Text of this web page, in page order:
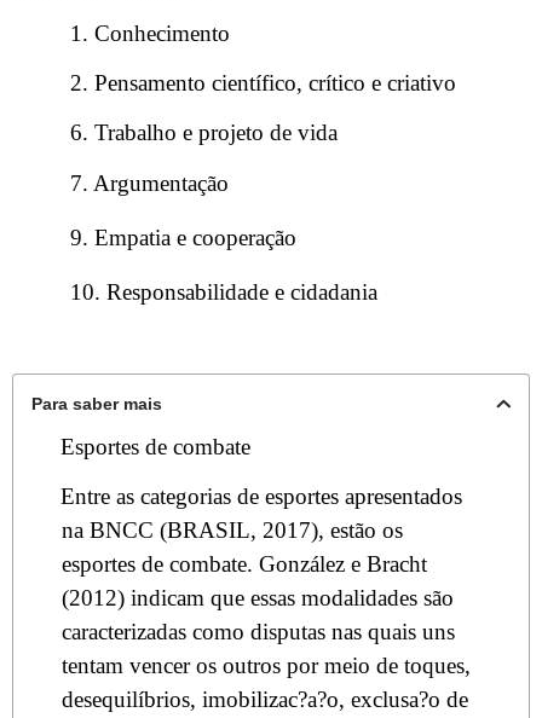
1. Conhecimento
2. Pensamento científico, crítico e criativo
6. Trabalho e projeto de vida
7. Argumentação
9. Empatia e cooperação
10. Responsabilidade e cidadania
Para saber mais
Esportes de combate
Entre as categorias de esportes apresentados
na BNCC (BRASIL, 2017), estão os
esportes de combate. González e Bracht
(2012) indicam que essas modalidades são
caracterizadas como disputas nas quais uns
tentam vencer os outros por meio de toques,
desequilíbrios, imobilizac?a?o, exclusa?o de